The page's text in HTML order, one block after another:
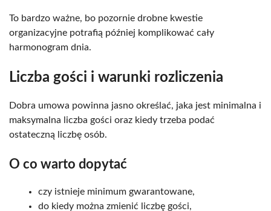
To bardzo ważne, bo pozornie drobne kwestie
organizacyjne potrafią później komplikować cały
harmonogram dnia.
Liczba gości i warunki rozliczenia
Dobra umowa powinna jasno określać, jaka jest minimalna i
maksymalna liczba gości oraz kiedy trzeba podać
ostateczną liczbę osób.
O co warto dopytać
czy istnieje minimum gwarantowane,
do kiedy można zmienić liczbę gości,